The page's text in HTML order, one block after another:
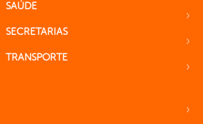
SAÚDE
SECRETARIAS
TRANSPORTE